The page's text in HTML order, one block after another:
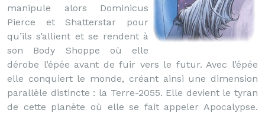
manipule alors Dominicus
Pierce et Shatterstar pour
qu’ils s’allient et se rendent à
son Body Shoppe où elle
dérobe l’épée avant de fuir vers le futur. Avec l’épée
elle conquiert le monde, créant ainsi une dimension
parallèle distincte : la Terre-2055. Elle devient le tyran
de cette planète où elle se fait appeler Apocalypse.